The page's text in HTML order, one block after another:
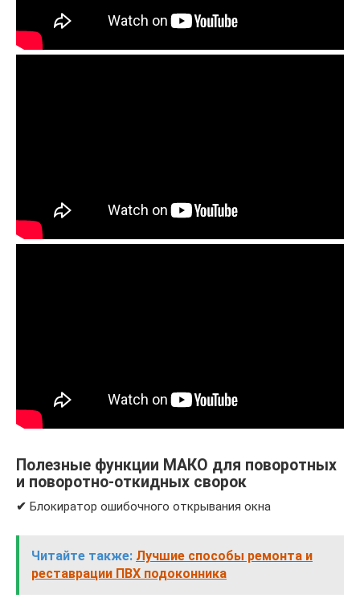
Полезные функции МАКО для поворотных
и поворотно-откидных сворок
✔ Блокиратор ошибочного открывания окна
Читайте также: Лучшие способы ремонта и
реставрации ПВХ подоконника